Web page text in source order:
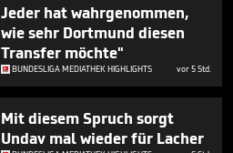
Jeder hat wahrgenommen,
wie sehr Dortmund diesen
Transfer möchte"
BUNDESLIGA MEDIATHEK HIGHLIGHTS vor 5 Std.
Mit diesem Spruch sorgt
Undav mal wieder für Lacher